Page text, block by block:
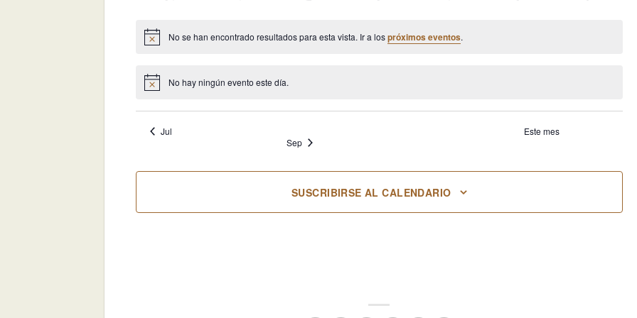
Aviso No se han encontrado resultados para esta vista. Ir a lospróximos eventos.
Aviso No hay ningún evento este día.
Jul
Este mes
Sep
SUSCRIBIRSE AL CALENDARIO